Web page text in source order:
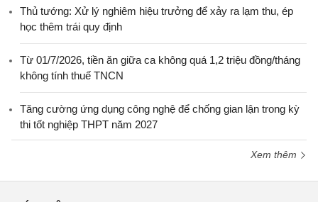
Thủ tướng: Xử lý nghiêm hiệu trưởng để xảy ra lạm thu, ép
học thêm trái quy định
Từ 01/7/2026, tiền ăn giữa ca không quá 1,2 triệu đồng/tháng
không tính thuế TNCN
Tăng cường ứng dụng công nghệ để chống gian lận trong kỳ
thi tốt nghiệp THPT năm 2027
Xem thêm